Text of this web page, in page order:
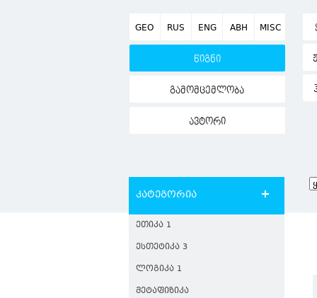
GEO RUS ENG ABH MISC
წიგნი
გამომცემლობა
ავტორი
კატეგორია
ᲔᲗᲘᲙᲐ 1
ᲔᲡᲗᲔᲢᲘᲙᲐ 3
ᲚᲝᲒᲘᲙᲐ 1
ᲛᲔᲢᲐᲤᲘᲖᲘᲙᲐ